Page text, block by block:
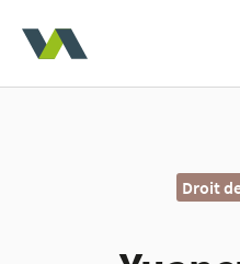
Droit